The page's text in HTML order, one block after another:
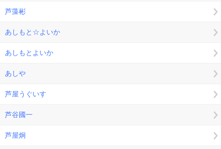
芦藻彬
あしもと☆よいか
あしもとよいか
あしや
芦屋うぐいす
芦谷國一
芦屋炯